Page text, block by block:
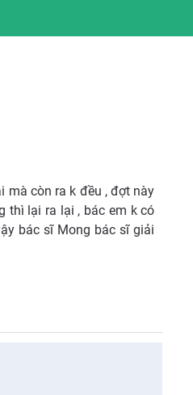
mà còn ra k đều , đợt này
thì lại ra lại , bác em k có
bác sĩ Mong bác sĩ giải